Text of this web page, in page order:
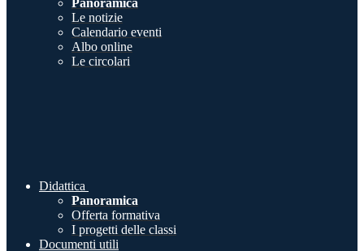
Panoramica
Le notizie
Calendario eventi
Albo online
Le circolari
Didattica
Panoramica
Offerta formativa
I progetti delle classi
Documenti utili